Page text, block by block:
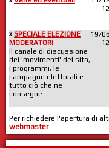
» SPECIALE ELEZIONE
MODERATORI
Il canale di discussione
dei 'movimenti' del sito,
i programmi, le
campagne elettorali e
tutto ciò che ne
consegue...
19/
Per richiedere l'apertura di
webmaster.